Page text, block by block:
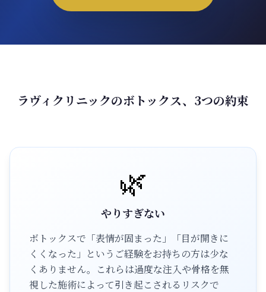
ラヴィクリニックのボトックス、3つの約束
🌿
やりすぎない
ボトックスで「表情が固まった」「目が開きに
くくなった」というご経験をお持ちの方は少な
くありません。これらは過度な注入や骨格を無
視した施術によって引き起こされるリスクで